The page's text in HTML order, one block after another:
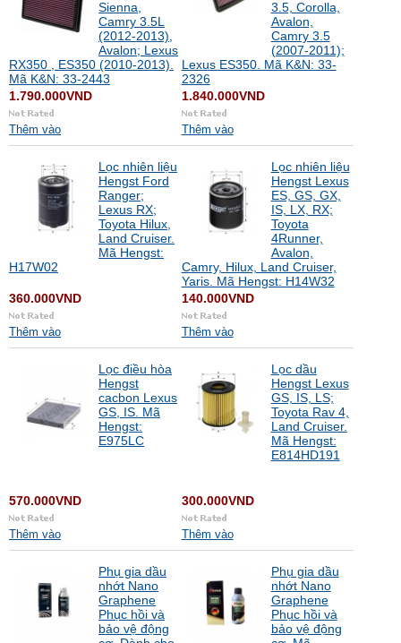
Sienna,
Camry 3.5L
(2012-2013),
Avalon; Lexus
RX350 , ES350 (2010-2013).
Mã K&N: 33-2443
1.790.000VND
Thêm vào
3.5, Corolla,
Avalon,
Camry 3.5
(2007-2011);
Lexus ES350. Mã K&N: 33-
2326
1.840.000VND
Thêm vào
Lọc nhiên liệu
Hengst Ford
Ranger;
Lexus RX;
Toyota Hilux,
Land Cruiser.
Mã Hengst:
H17W02
360.000VND
Thêm vào
Lọc nhiên liệu
Hengst Lexus
ES, GS, GX,
IS, LX, RX;
Toyota
4Runner,
Avalon,
Camry, Hilux, Land Cruiser,
Yaris. Mã Hengst: H14W32
140.000VND
Thêm vào
Lọc điều hòa
Hengst
cacbon Lexus
GS, IS. Mã
Hengst:
E975LC
570.000VND
Thêm vào
Lọc dầu
Hengst Lexus
GS, IS, LS;
Toyota Rav 4,
Land Cruiser.
Mã Hengst:
E814HD191
300.000VND
Thêm vào
Phụ gia dầu
nhớt Nano
Graphene
Phục hồi và
bảo vệ động
Phụ gia dầu
nhớt Nano
Graphene
Phục hồi và
bảo vệ động